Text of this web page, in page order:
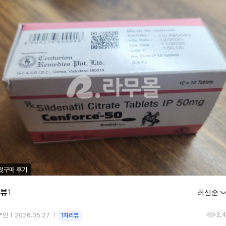
구매 후기
1
민 2026.05.27 1차리뷰